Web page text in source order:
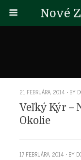
Nové
21 FEBRUÁRA, 2014 • BY
Veľký Kýr –
Okolie
17 FEBRUÁRA, 2014 • BY